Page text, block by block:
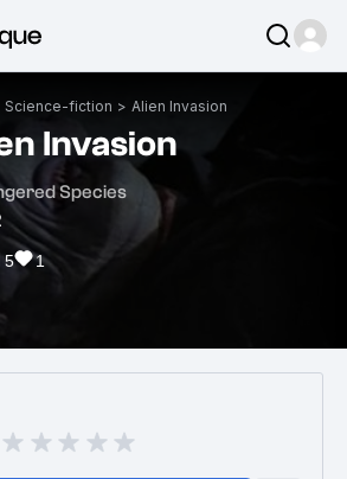
Science-fiction > Alien Invasion
Invasion
Species
5 1